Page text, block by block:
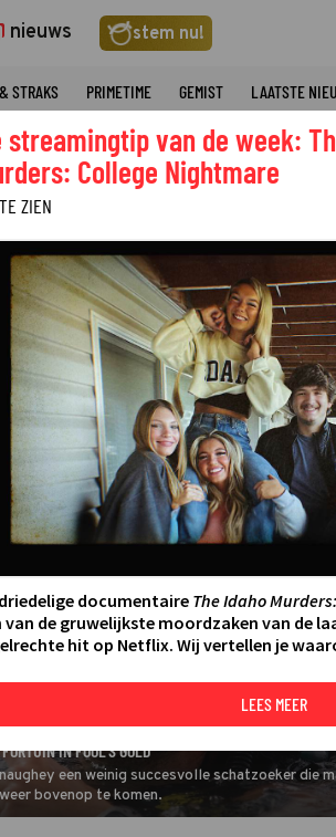
nieuws stem nu!
STRAKS PRIMETIME GEMIST LAATSTE
IN FOOL'S GOLD
een weinig succesvolle schatzoeker die
bovenop te komen.
streamingtip van de week:
College Nightmare
ZIEN
documentaire The Idaho
van de gruwelijkste moordzaken van de
hit op Netflix. Wij vertellen je
LEES MEER